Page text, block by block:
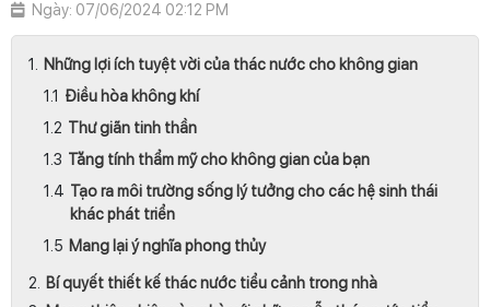
Ngày: 07/06/2024 02:12 PM
Những lợi ích tuyệt vời của thác nước cho không gian
Điều hòa không khí
Thư giãn tinh thần
Tăng tính thẩm mỹ cho không gian của bạn
Tạo ra môi trường sống lý tưởng cho các hệ sinh thái
khác phát triển
Mang lại ý nghĩa phong thủy
Bí quyết thiết kế thác nước tiểu cảnh trong nhà